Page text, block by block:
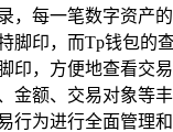
，每一笔数字资产
脚印，而Tp钱包的
印，方便地查看交
金额、交易对象等
行为进行全面管理